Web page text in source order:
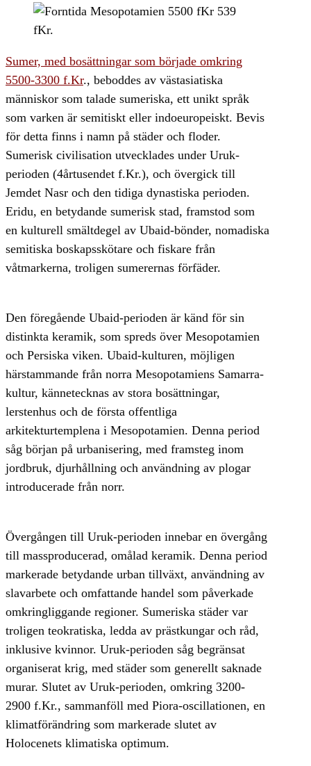
Sumer, med bosättningar som började omkring
5500-3300 f.Kr., beboddes av västasiatiska
människor som talade sumeriska, ett unikt språk
som varken är semitiskt eller indoeuropeiskt. Bevis
för detta finns i namn på städer och floder.
Sumerisk civilisation utvecklades under Uruk-
perioden (4årtusendet f.Kr.), och övergick till
Jemdet Nasr och den tidiga dynastiska perioden.
Eridu, en betydande sumerisk stad, framstod som
en kulturell smältdegel av Ubaid-bönder, nomadiska
semitiska boskapsskötare och fiskare från
våtmarkerna, troligen sumerernas förfäder.
Den föregående Ubaid-perioden är känd för sin
distinkta keramik, som spreds över Mesopotamien
och Persiska viken. Ubaid-kulturen, möjligen
härstammande från norra Mesopotamiens Samarra-
kultur, kännetecknas av stora bosättningar,
lerstenhus och de första offentliga
arkitekturtemplena i Mesopotamien. Denna period
såg början på urbanisering, med framsteg inom
jordbruk, djurhållning och användning av plogar
introducerade från norr.
Övergången till Uruk-perioden innebar en övergång
till massproducerad, omålad keramik. Denna period
markerade betydande urban tillväxt, användning av
slavarbete och omfattande handel som påverkade
omkringliggande regioner. Sumeriska städer var
troligen teokratiska, ledda av prästkungar och råd,
inklusive kvinnor. Uruk-perioden såg begränsat
organiserat krig, med städer som generellt saknade
murar. Slutet av Uruk-perioden, omkring 3200-
2900 f.Kr., sammanföll med Piora-oscillationen, en
klimatförändring som markerade slutet av
Holocenets klimatiska optimum.